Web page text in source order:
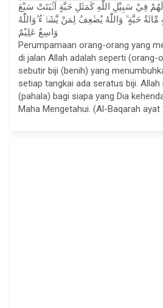
فِيْ سَبِيْلِ اللّٰهِ كَمَثَلِ حَبَّةٍ اَنْۢبَتَتْ سَبْعَ
حَبَّةٍ ۗ وَاللّٰهُ يُضٰعِفُ لِمَنْ يَّشَاۤءُ ۗوَاللّٰهُ
وَاسِعٌ عَلِيْمٌ
Perumpamaan orang-orang yang
di jalan Allah adalah seperti (orang-
sebutir biji (benih) yang
setiap tangkai ada seratus biji. Allah
(pahala) bagi siapa yang Dia
Maha Mengetahui. (Al-Baqarah ayat